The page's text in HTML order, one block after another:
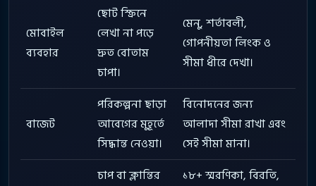
মোবাইল
ব্যবহার
ছোট স্ক্রিনে
লেখা না পড়ে
দ্রুত বোতাম
চাপা।
মেনু, শর্তাবলী,
গোপনীয়তা লিংক ও
সীমা ধীরে দেখা।
বাজেট
পরিকল্পনা ছাড়া
আবেগের মুহূর্তে
সিদ্ধান্ত নেওয়া।
বিনোদনের জন্য
আলাদা সীমা রাখা এবং
সেই সীমা মানা।
চাপ বা ক্লান্তির
১৮+ স্মরণিকা, বিরতি,